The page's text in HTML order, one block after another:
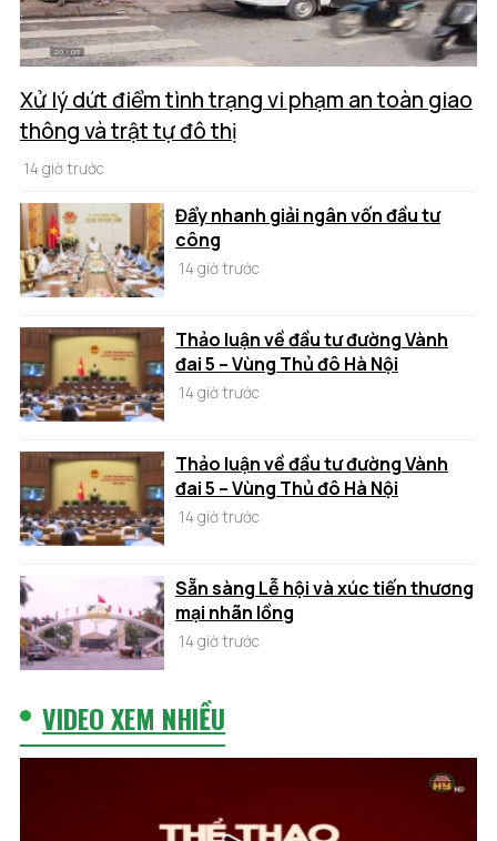
Xử lý dứt điểm tình trạng vi phạm an toàn giao
thông và trật tự đô thị
14 giờ trước
Đẩy nhanh giải ngân vốn đầu tư
công
14 giờ trước
Thảo luận về đầu tư đường Vành
đai 5 – Vùng Thủ đô Hà Nội
14 giờ trước
Thảo luận về đầu tư đường Vành
đai 5 – Vùng Thủ đô Hà Nội
14 giờ trước
Sẵn sàng Lễ hội và xúc tiến thương
mại nhãn lồng
14 giờ trước
VIDEO XEM NHIỀU